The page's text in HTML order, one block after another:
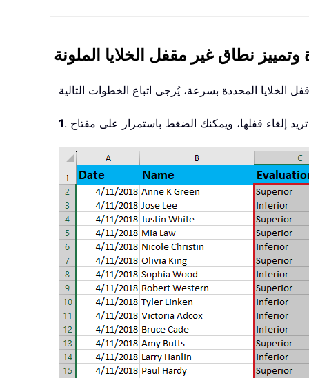
وتمييز نطاق غير مقفل الخلايا الملونة
1 تريد إلغاء قفلها، ويمكنك الضغط باستمرار على مفتاح